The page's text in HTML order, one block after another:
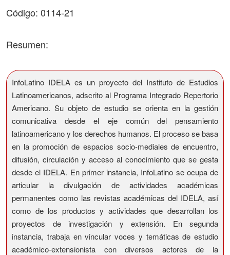
Código: 0114-21
Resumen:
InfoLatino IDELA es un proyecto del Instituto de Estudios
Latinoamericanos, adscrito al Programa Integrado Repertorio
Americano. Su objeto de estudio se orienta en la gestión
comunicativa desde el eje común del pensamiento
latinoamericano y los derechos humanos. El proceso se basa
en la promoción de espacios socio-mediales de encuentro,
difusión, circulación y acceso al conocimiento que se gesta
desde el IDELA. En primer instancia, InfoLatino se ocupa de
articular la divulgación de actividades académicas
permanentes como las revistas académicas del IDELA, así
como de los productos y actividades que desarrollan los
proyectos de investigación y extensión. En segunda
instancia, trabaja en vincular voces y temáticas de estudio
académico-extensionista con diversos actores de la